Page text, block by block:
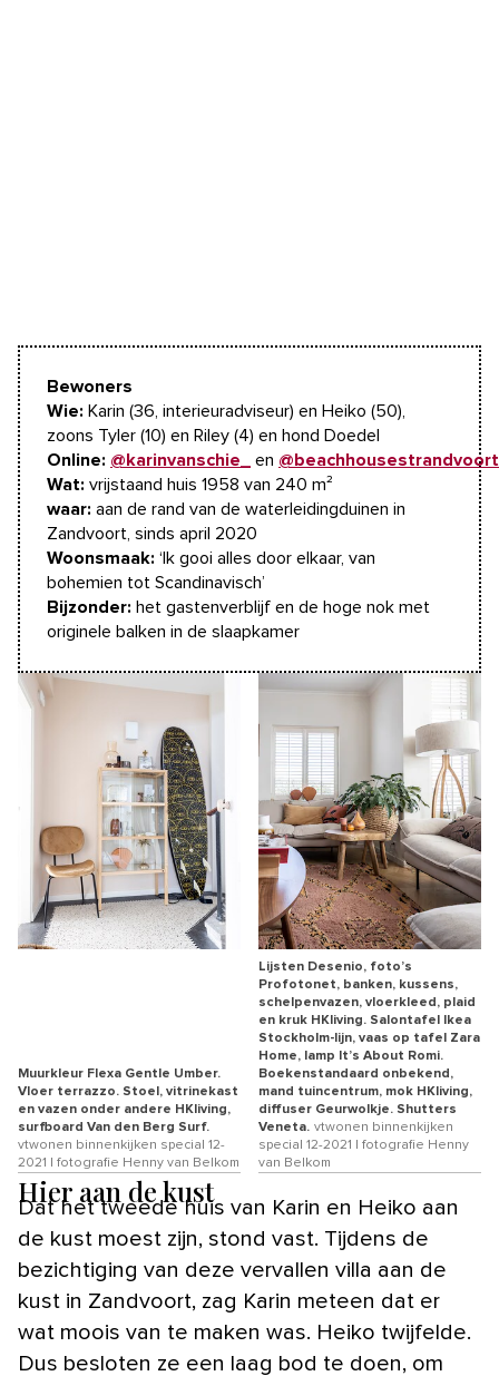
Bewoners
Wie: Karin (36, interieuradviseur) en Heiko (50),
zoons Tyler (10) en Riley (4) en hond Doedel
Online: @karinvanschie_ en @beachhousestrandvoort
Wat: vrijstaand huis 1958 van 240 m²
waar: aan de rand van de waterleidingduinen in
Zandvoort, sinds april 2020
Woonsmaak: ‘Ik gooi alles door elkaar, van
bohemien tot Scandinavisch’
Bijzonder: het gastenverblijf en de hoge nok met
originele balken in de slaapkamer
Muurkleur Flexa Gentle Umber.
Vloer terrazzo. Stoel, vitrinekast
en vazen onder andere HKliving,
surfboard Van den Berg Surf.
vtwonen binnenkijken special 12-
2021 | fotografie Henny van Belkom
Lijsten Desenio, foto’s
Profotonet, banken, kussens,
schelpenvazen, vloerkleed, plaid
en kruk HKliving. Salontafel Ikea
Stockholm-lijn, vaas op tafel Zara
Home, lamp It’s About Romi.
Boekenstandaard onbekend,
mand tuincentrum, mok HKliving,
diffuser Geurwolkje. Shutters
Veneta. vtwonen binnenkijken
special 12-2021 | fotografie Henny
van Belkom
Hier aan de kust
Dat het tweede huis van Karin en Heiko aan
de kust moest zijn, stond vast. Tijdens de
bezichtiging van deze vervallen villa aan de
kust in Zandvoort, zag Karin meteen dat er
wat moois van te maken was. Heiko twijfelde.
Dus besloten ze een laag bod te doen, om